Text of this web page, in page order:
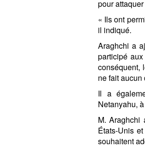
pour attaquer
« Ils ont
il indiqué.
Araghchi a
participé
conséquent,
ne fait aucun
Il a
Netanyahu,
M. Araghchi
États-Unis
souhaitent